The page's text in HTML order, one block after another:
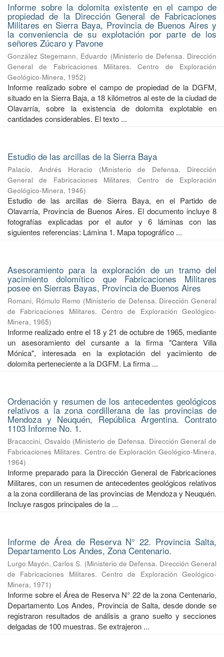
Informe sobre la dolomita existente en el campo de
propiedad de la Dirección General de Fabricaciones
Militares en Sierra Baya, Provincia de Buenos Aires y
la conveniencia de su explotación por parte de los
señores Zúcaro y Pavone
González Stegemann, Eduardo (Ministerio de Defensa. Dirección
General de Fabricaciones Militares. Centro de Exploración
Geológico-Minera, 1952)
Informe realizado sobre el campo de propiedad de la DGFM,
situado en la Sierra Baja, a 18 kilómetros al este de la ciudad de
Olavarría, sobre la existencia de dolomita explotable en
cantidades considerables. El texto ...
Estudio de las arcillas de la Sierra Baya
Palacio, Andrés Horacio (Ministerio de Defensa. Dirección
General de Fabricaciones Militares. Centro de Exploración
Geológico-Minera, 1946)
Estudio de las arcillas de Sierra Baya, en el Partido de
Olavarría, Provincia de Buenos Aires. El documento incluye 8
fotografías explicadas por el autor y 6 láminas con las
siguientes referencias: Lámina 1. Mapa topográfico ...
Asesoramiento para la exploración de un tramo del
yacimiento dolomítico que Fabricaciones Militares
posee en Sierras Bayas, Provincia de Buenos Aires
Romani, Rómulo Remo (Ministerio de Defensa. Dirección General
de Fabricaciones Militares. Centro de Exploración Geológico-
Minera, 1965)
Informe realizado entre el 18 y 21 de octubre de 1965, mediante
un asesoramiento del cursante a la firma "Cantera Villa
Mónica", interesada en la explotación del yacimiento de
dolomita perteneciente a la DGFM. La firma ...
Ordenación y resumen de los antecedentes geológicos
relativos a la zona cordillerana de las provincias de
Mendoza y Neuquén, República Argentina. Contrato
1103 Informe No. 1.
Bracaccini, Osvaldo (Ministerio de Defensa. Dirección General de
Fabricaciones Militares. Centro de Exploración Geológico-Minera,
1964)
Informe preparado para la Dirección General de Fabricaciones
Militares, con un resumen de antecedentes geológicos relativos
a la zona cordillerana de las provincias de Mendoza y Neuquén.
Incluye rasgos principales de la ...
Informe de Área de Reserva N° 22. Provincia Salta,
Departamento Los Andes, Zona Centenario.
Lurgo Mayón, Carlos S. (Ministerio de Defensa. Dirección General
de Fabricaciones Militares. Centro de Exploración Geológico-
Minera, 1971)
Informe sobre el Área de Reserva N° 22 de la zona Centenario,
Departamento Los Andes, Provincia de Salta, desde donde se
registraron resultados de análisis a grano suelto y secciones
delgadas de 100 muestras. Se extrajeron ...